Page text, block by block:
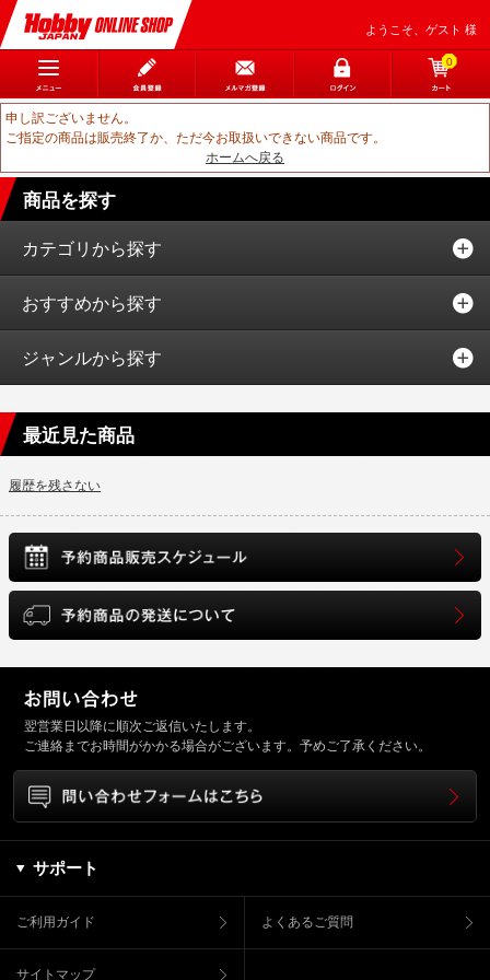
ようこそ、ゲスト 様
0
申し訳ございません。
ご指定の商品は販売終了か、ただ今お取扱いできない商品です。
ホームへ戻る
商品を探す
カテゴリから探す
おすすめから探す
ジャンルから探す
最近見た商品
履歴を残さない
翌営業日以降に順次ご返信いたします。
ご連絡までお時間がかかる場合がございます。予めご了承ください。
サポート
ご利用ガイド よくあるご質問
サイトマップ